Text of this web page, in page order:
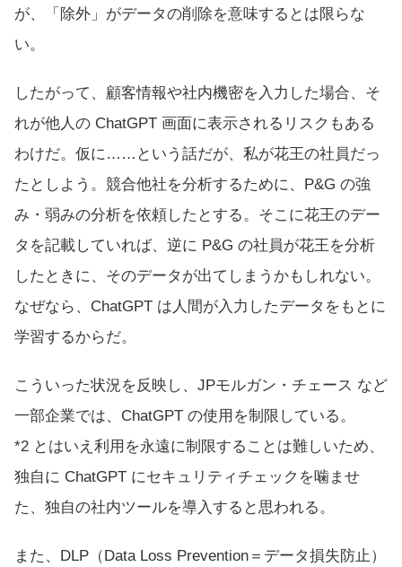
が、「除外」がデータの削除を意味するとは限らな
い。
したがって、顧客情報や社内機密を入力した場合、そ
れが他人の ChatGPT 画面に表示されるリスクもある
わけだ。仮に……という話だが、私が花王の社員だっ
たとしよう。競合他社を分析するために、P&G の強
み・弱みの分析を依頼したとする。そこに花王のデー
タを記載していれば、逆に P&G の社員が花王を分析
したときに、そのデータが出てしまうかもしれない。
なぜなら、ChatGPT は人間が入力したデータをもとに
学習するからだ。
こういった状況を反映し、JPモルガン・チェース など
一部企業では、ChatGPT の使用を制限している。
*2 とはいえ利用を永遠に制限することは難しいため、
独自に ChatGPT にセキュリティチェックを噛ませ
た、独自の社内ツールを導入すると思われる。
また、DLP（Data Loss Prevention＝データ損失防止）